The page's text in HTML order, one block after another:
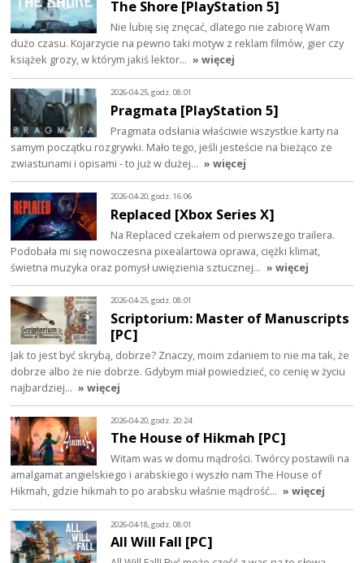
The Shore [PlayStation 5]
Nie lubię się znęcać, dlatego nie zabiorę Wam
dużo czasu. Kojarzycie na pewno taki motyw z reklam filmów, gier czy
książek grozy, w którym jakiś lektor… » więcej
2026-04-25, godz. 08:01
Pragmata [PlayStation 5]
Pragmata odsłania właściwie wszystkie karty na
samym początku rozgrywki. Mało tego, jeśli jesteście na bieżąco ze
zwiastunami i opisami - to już w dużej… » więcej
2026-04-20, godz. 16:06
Replaced [Xbox Series X]
Na Replaced czekałem od pierwszego trailera.
Podobała mi się nowoczesna pixealartowa oprawa, ciężki klimat,
świetna muzyka oraz pomysł uwięzienia sztucznej… » więcej
2026-04-25, godz. 08:01
Scriptorium: Master of Manuscripts
[PC]
Jak to jest być skrybą, dobrze? Znaczy, moim zdaniem to nie ma tak, że
dobrze albo że nie dobrze. Gdybym miał powiedzieć, co cenię w życiu
najbardziej… » więcej
2026-04-20, godz. 20:24
The House of Hikmah [PC]
Witam was w domu mądrości. Twórcy postawili na
amalgamat angielskiego i arabskiego i wyszło nam The House of
Hikmah, gdzie hikmah to po arabsku właśnie mądrość… » więcej
2026-04-18, godz. 08:01
All Will Fall [PC]